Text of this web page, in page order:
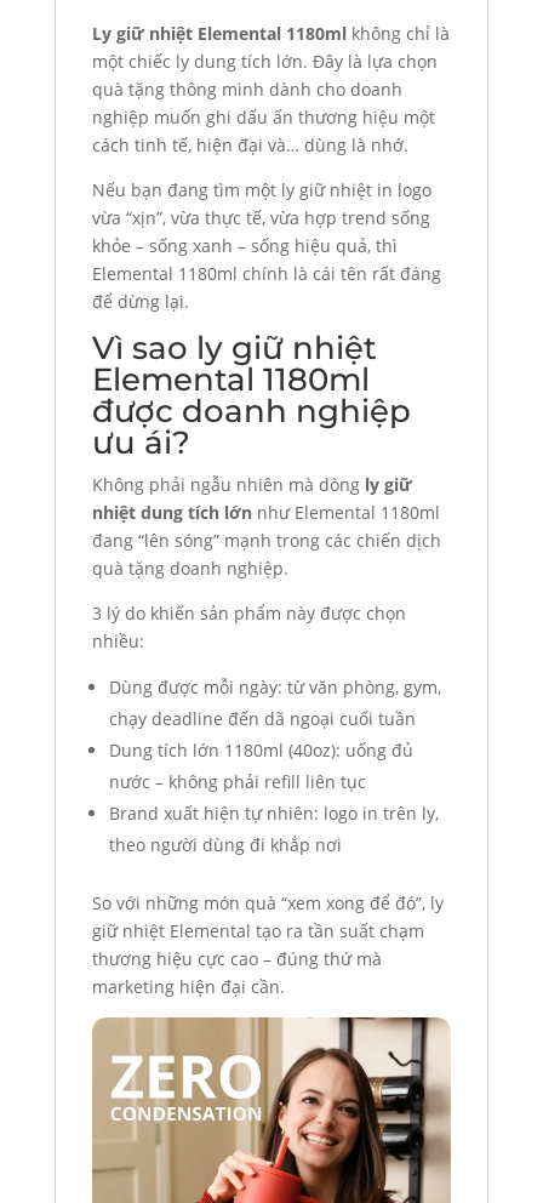
Ly giữ nhiệt Elemental 1180mlkhông chỉ là
một chiếc ly dung tích lớn. Đây là lựa chọn
quà tặng thông minh dành cho doanh
nghiệp muốn ghi dấu ấn thương hiệu một
cách tinh tế, hiện đại và… dùng là nhớ.
Nếu bạn đang tìm một ly giữ nhiệt in logo
vừa “xịn”, vừa thực tế, vừa hợp trend sống
khỏe – sống xanh – sống hiệu quả, thì
Elemental 1180ml chính là cái tên rất đáng
để dừng lại.
Vì sao ly giữ nhiệt
Elemental 1180ml
được doanh nghiệp
ưu ái?
Không phải ngẫu nhiên mà dòng ly giữ
nhiệt dung tích lớnnhư Elemental 1180ml
đang “lên sóng” mạnh trong các chiến dịch
quà tặng doanh nghiệp.
3 lý do khiến sản phẩm này được chọn
nhiều:
Dùng được mỗi ngày: từ văn phòng, gym,
chạy deadline đến dã ngoại cuối tuần
Dung tích lớn 1180ml (40oz): uống đủ
nước – không phải refill liên tục
Brand xuất hiện tự nhiên: logo in trên ly,
theo người dùng đi khắp nơi
So với những món quà “xem xong để đó”, ly
giữ nhiệt Elemental tạo ra tần suất chạm
thương hiệu cực cao – đúng thứ mà
marketing hiện đại cần.